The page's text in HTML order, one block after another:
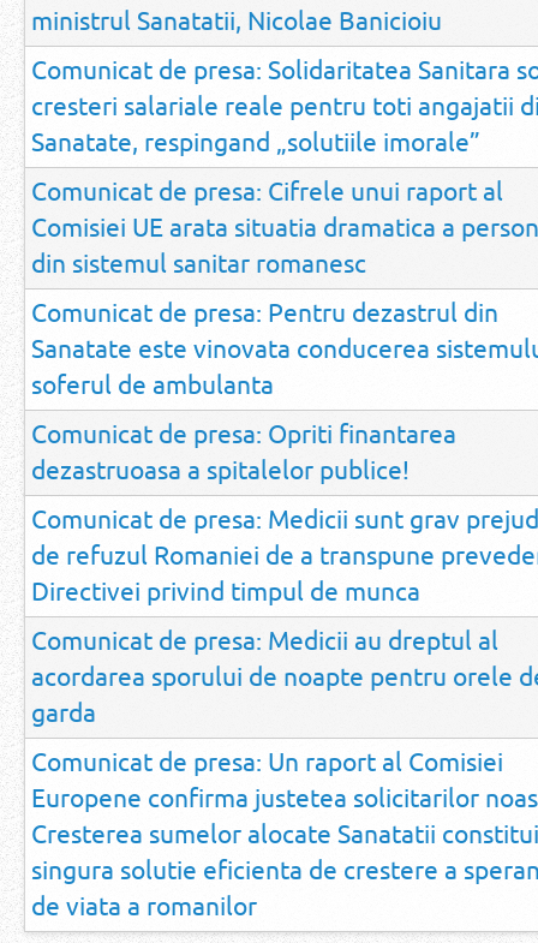
ministrul Sanatatii, Nicolae Banicioiu
Comunicat de presa: Solidaritatea Sanitara
cresteri salariale reale pentru toti angajatii
Sanatate, respingand „solutiile imorale”
Comunicat de presa: Cifrele unui raport al
Comisiei UE arata situatia dramatica a
din sistemul sanitar romanesc
Comunicat de presa: Pentru dezastrul din
Sanatate este vinovata conducerea
soferul de ambulanta
Comunicat de presa: Opriti finantarea
dezastruoasa a spitalelor publice!
Comunicat de presa: Medicii sunt grav
de refuzul Romaniei de a transpune
Directivei privind timpul de munca
Comunicat de presa: Medicii au dreptul al
acordarea sporului de noapte pentru orele
garda
Comunicat de presa: Un raport al Comisiei
Europene confirma justetea solicitarilor
Cresterea sumelor alocate Sanatatii
singura solutie eficienta de crestere a
de viata a romanilor